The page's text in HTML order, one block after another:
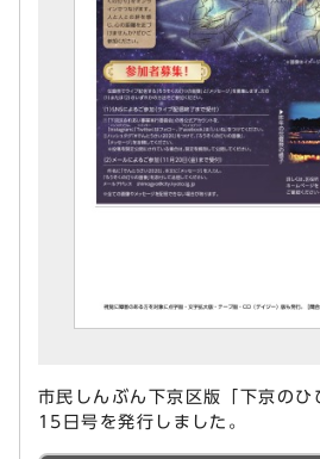
市民しんぶん下京区版「下京の
15日号を発行しました。